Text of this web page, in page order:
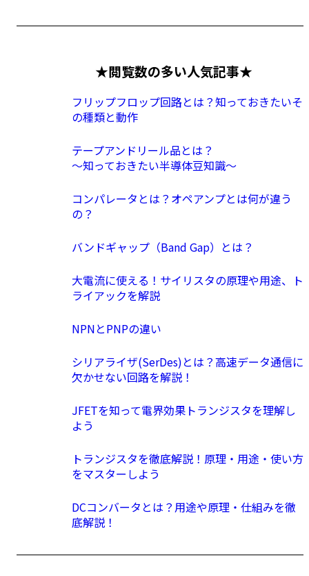
★閲覧数の多い人気記事★
フリップフロップ回路とは？知っておきたいそ
の種類と動作
テープアンドリール品とは？
〜知っておきたい半導体豆知識〜
コンパレータとは？オペアンプとは何が違う
の？
バンドギャップ（Band Gap）とは？
大電流に使える！サイリスタの原理や用途、ト
ライアックを解説
NPNとPNPの違い
シリアライザ(SerDes)とは？高速データ通信に
欠かせない回路を解説！
JFETを知って電界効果トランジスタを理解し
よう
トランジスタを徹底解説！原理・用途・使い方
をマスターしよう
DCコンバータとは？用途や原理・仕組みを徹
底解説！